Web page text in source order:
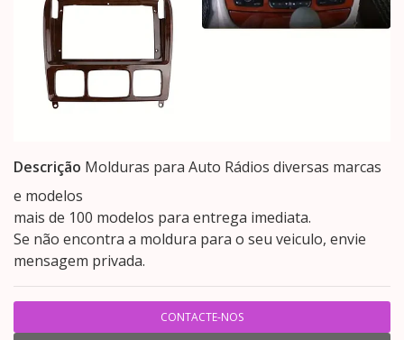
Descrição Molduras para Auto Rádios diversas marcas
e modelos
mais de 100 modelos para entrega imediata.
Se não encontra a moldura para o seu veiculo, envie
mensagem privada.
CONTACTE-NOS